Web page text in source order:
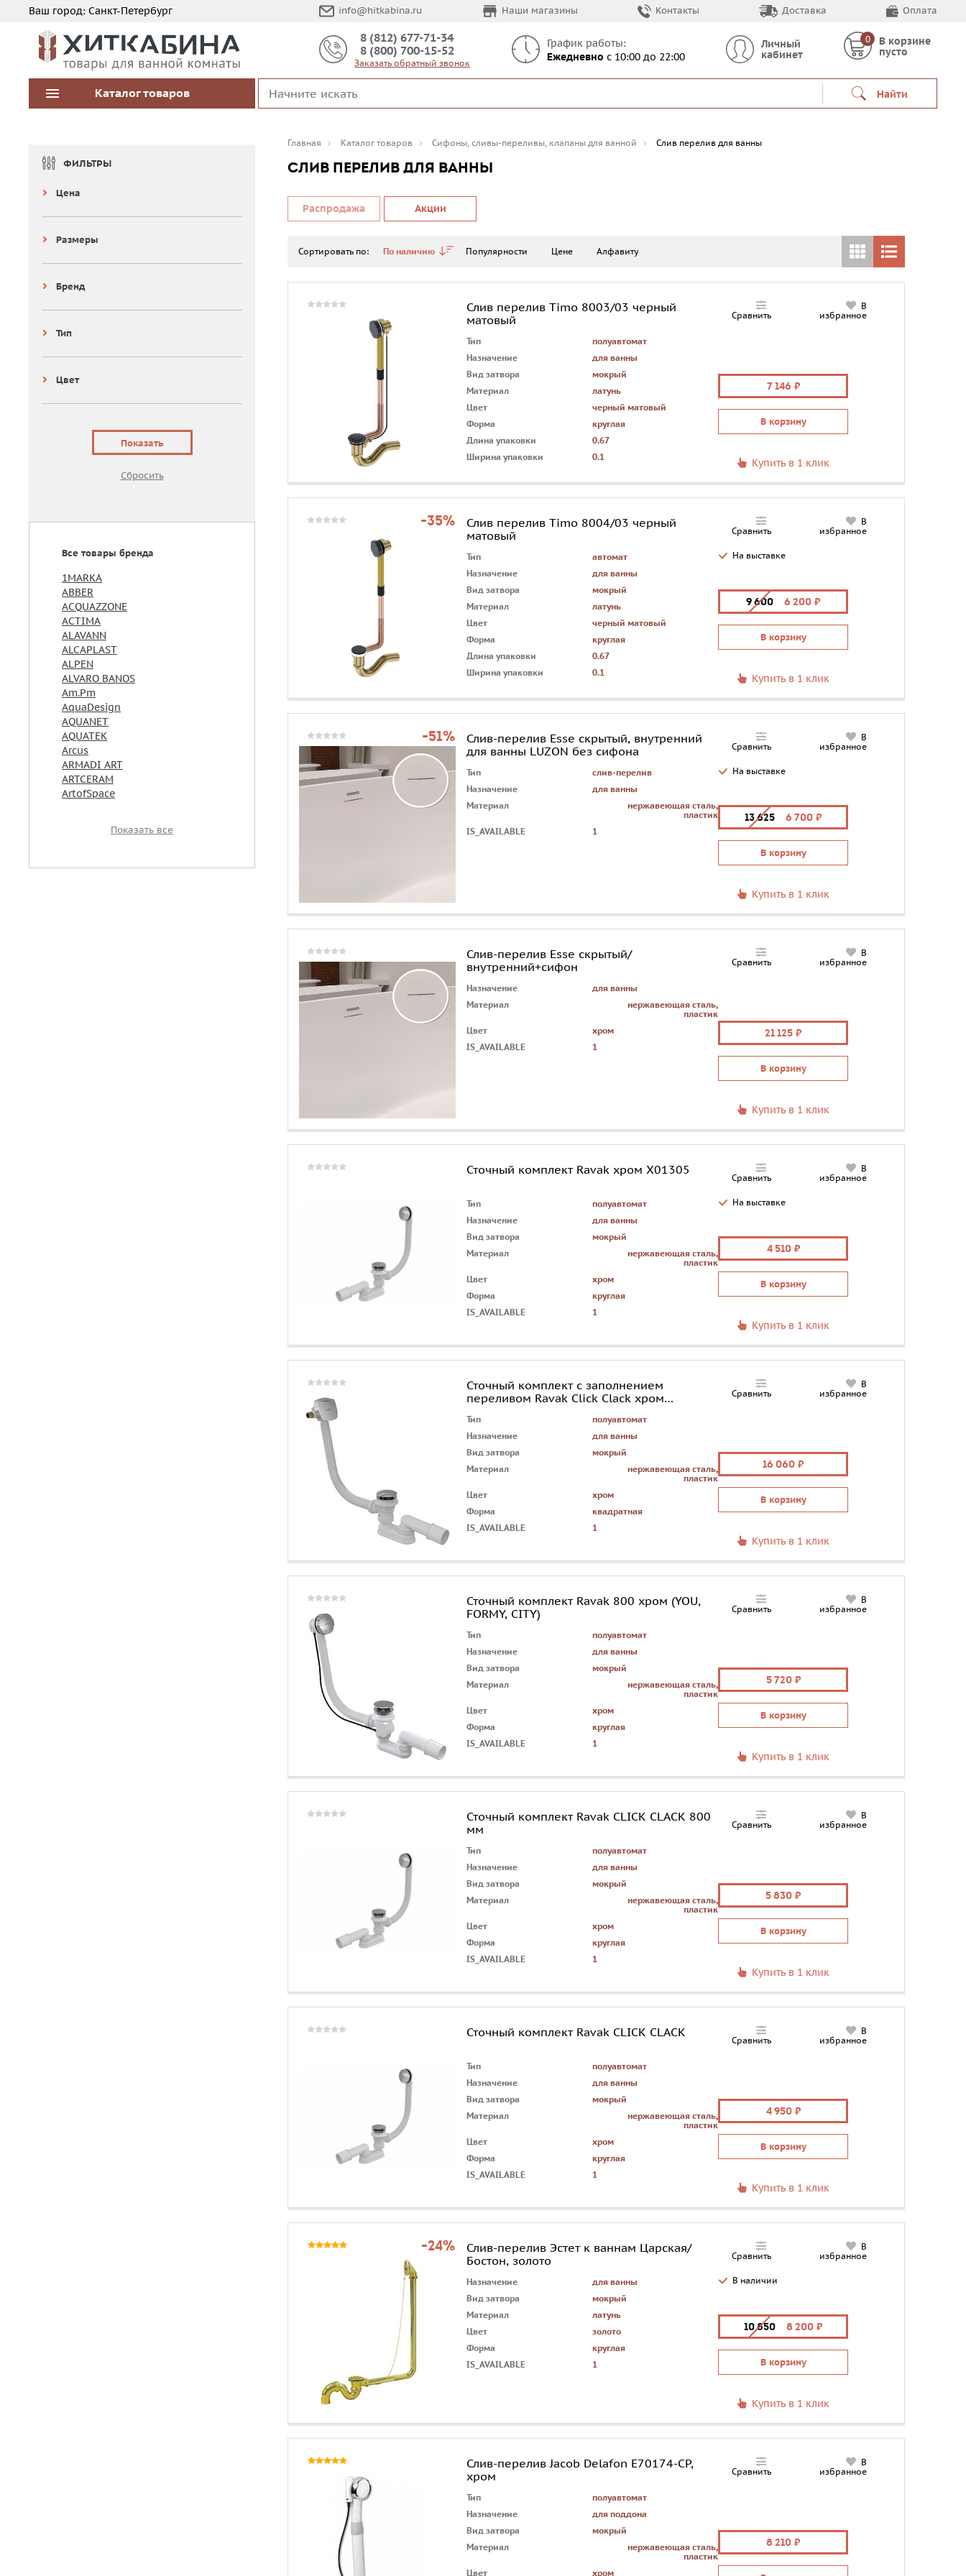
Ваш город: Санкт-Петербург info@hitkabina.ru Наши магазины Контакты Доставка Оплата
8 (812) 677-71-34
8 (800) 700-15-52
Заказать обратный звонок
График работы:
Ежедневно с 10:00 до 22:00
Личный
кабинет
0
В корзине
пусто
Каталогтоваров Найти
ФИЛЬТРЫ
Цена
Размеры
Бренд
Тип
Цвет
Все товары бренда
1MARKA
ABBER
ACQUAZZONE
ACTIMA
ALAVANN
ALCAPLAST
ALPEN
ALVARO BANOS
Am.Pm
AquaDesign
AQUANET
AQUATEK
Arcus
ARMADI ART
ARTCERAM
ArtofSpace
Показать все
Главная Каталог товаров Сифоны, сливы-переливы, клапаны для ванной Слив перелив для ванны
СЛИВ ПЕРЕЛИВ ДЛЯ ВАННЫ
Распродажа Акции
Сортировать по: По наличию Популярности Цене Алфавиту
Слив перелив Timo 8003/03 черный
матовый
Тип
полуавтомат
Назначение
для ванны
Вид затвора
мокрый
Материал
латунь
Цвет
черный матовый
Форма
круглая
Длина упаковки
0.67
Ширина упаковки
0.1
Сравнить
В
избранное
7 146
В корзину
Купить в 1 клик
-35%
Слив перелив Timo 8004/03 черный
матовый
Тип
автомат
Назначение
для ванны
Вид затвора
мокрый
Материал
латунь
Цвет
черный матовый
Форма
круглая
Длина упаковки
0.67
Ширина упаковки
0.1
Сравнить
В
избранное
На выставке
9 600 6 200
В корзину
Купить в 1 клик
-51%
Слив-перелив Esse скрытый, внутренний
для ванны LUZON без сифона
Тип
слив-перелив
Назначение
для ванны
Материал
нержавеющая сталь,
пластик
IS_AVAILABLE
1
Сравнить
В
избранное
На выставке
13 625 6 700
В корзину
Купить в 1 клик
Слив-перелив Esse скрытый/
внутренний+сифон
Назначение
для ванны
Материал
нержавеющая сталь,
пластик
Цвет
хром
IS_AVAILABLE
1
Сравнить
В
избранное
21 125
В корзину
Купить в 1 клик
Сточный комплект Ravak хром X01305
Тип
полуавтомат
Назначение
для ванны
Вид затвора
мокрый
Материал
нержавеющая сталь,
пластик
Цвет
хром
Форма
круглая
IS_AVAILABLE
1
Сравнить
В
избранное
На выставке
4 510
В корзину
Купить в 1 клик
Сточный комплект с заполнением
переливом Ravak Click Clack хром
Тип
полуавтомат
Назначение
для ванны
Вид затвора
мокрый
Материал
нержавеющая сталь,
пластик
Цвет
хром
Форма
квадратная
IS_AVAILABLE
1
Сравнить
В
избранное
16 060
В корзину
Купить в 1 клик
Сточный комплект Ravak 800 хром (YOU,
FORMY, CITY)
Тип
полуавтомат
Назначение
для ванны
Вид затвора
мокрый
Материал
нержавеющая сталь,
пластик
Цвет
хром
Форма
круглая
IS_AVAILABLE
1
Сравнить
В
избранное
5 720
В корзину
Купить в 1 клик
Сточный комплект Ravak CLICK CLACK 800
мм
Тип
полуавтомат
Назначение
для ванны
Вид затвора
мокрый
Материал
нержавеющая сталь,
пластик
Цвет
хром
Форма
круглая
IS_AVAILABLE
1
Сравнить
В
избранное
5 830
В корзину
Купить в 1 клик
Сточный комплект Ravak CLICK CLACK
Тип
полуавтомат
Назначение
для ванны
Вид затвора
мокрый
Материал
нержавеющая сталь,
пластик
Цвет
хром
Форма
круглая
IS_AVAILABLE
1
Сравнить
В
избранное
4 950
В корзину
Купить в 1 клик
-24%
Слив-перелив Эстет к ваннам Царская/
Бостон, золото
Назначение
для ванны
Вид затвора
мокрый
Материал
латунь
Цвет
золото
Форма
круглая
IS_AVAILABLE
1
Сравнить
В
избранное
В наличии
10 850 8 200
В корзину
Купить в 1 клик
Слив-перелив Jacob Delafon E70174-CP,
хром
Тип
полуавтомат
Назначение
для поддона
Вид затвора
мокрый
Материал
нержавеющая сталь,
пластик
Цвет
хром
Сравнить
В
избранное
8 210